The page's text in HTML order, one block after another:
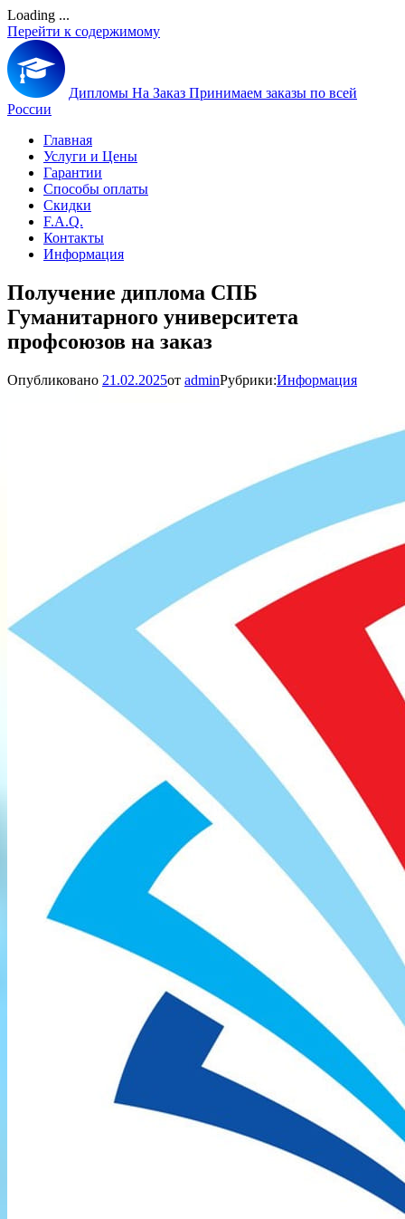
Loading ...
Перейти к содержимому
Дипломы На Заказ Принимаем заказы по всей
России
Главная
Услуги и Цены
Гарантии
Способы оплаты
Скидки
F.A.Q.
Контакты
Информация
Получение диплома СПБ
Гуманитарного университета
профсоюзов на заказ
Опубликовано 21.02.2025от adminРубрики:Информация